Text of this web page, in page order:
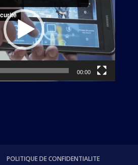
00:00
POLITIQUE DE CONFIDENTIALITE